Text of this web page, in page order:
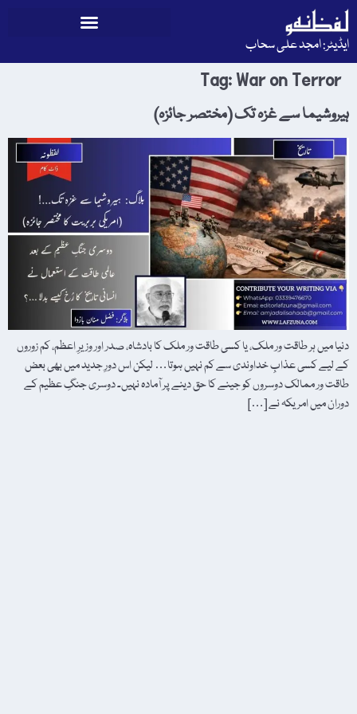
ایڈیٹر: امجد علی سحاب
Tag:War on Terror
ہیروشیما سے غزہ تک (مختصر جائزہ)
دنیا میں ہر طاقت ور ملک، یا کسی طاقت ور ملک کا بادشاہ، صدر اور وزیرِ اعظم، کم زوروں
کے لیے کسی عذابِ خداوندی سے کم نہیں ہوتا… لیکن اس دورِ جدید میں بھی بعض
طاقت ور ممالک دوسروں کو جینے کا حق دینے پر آمادہ نہیں۔ دوسری جنگِ عظیم کے
دوران میں امریکہ نے […]